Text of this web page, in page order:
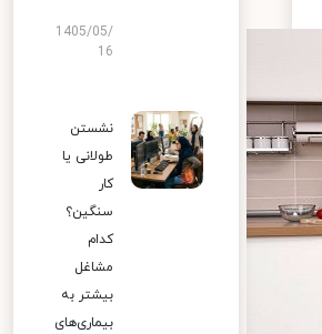
1405/05/
16
نشستن
طولانی یا
کار
سنگین؟
کدام
مشاغل
بیشتر به
بیماری‌های